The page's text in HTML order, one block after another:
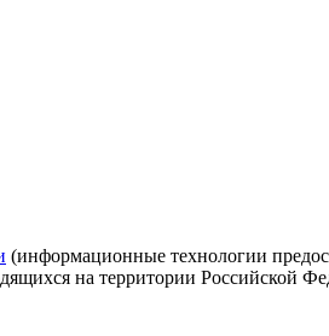
(информационные технологии
на территории Российской